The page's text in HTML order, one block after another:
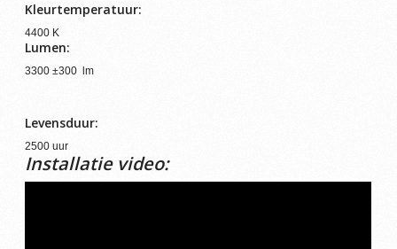
Kleurtemperatuur:
4400 K
Lumen:
3300 ±300 lm
Levensduur:
2500 uur
Installatie video: